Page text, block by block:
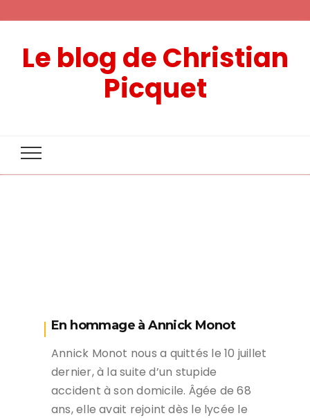
Le blog de Christian
Picquet
En hommage à Annick Monot
Annick Monot nous a quittés le 10 juillet
dernier, à la suite d’un stupide
accident à son domicile. Âgée de 68
ans, elle avait rejoint dès le lycée le